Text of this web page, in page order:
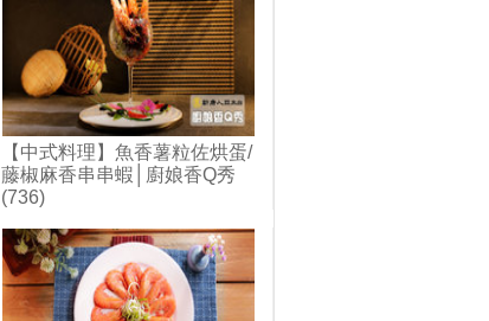
【中式料理】魚香薯粒佐烘蛋/
藤椒麻香串串蝦│廚娘香Q秀
(736)